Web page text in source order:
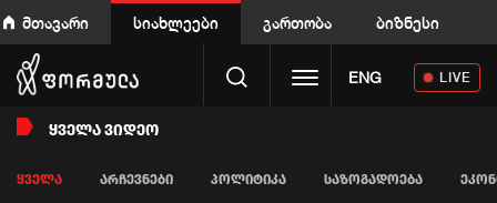
მთავარი სიახლეები გართობა ბიზნესი
Toggle navigation
ENG LIVE
ᲧᲕᲔᲚᲐ ᲕᲘᲓᲔᲝ
ᲧᲕᲔᲚᲐ ᲐᲠᲩᲔᲕᲜᲔᲑᲘ ᲞᲝᲚᲘᲢᲘᲙᲐ ᲡᲐᲖᲝᲒᲐᲓᲝᲔᲑᲐ